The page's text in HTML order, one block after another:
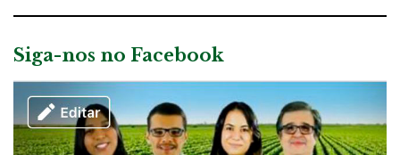
Siga-nos no Facebook